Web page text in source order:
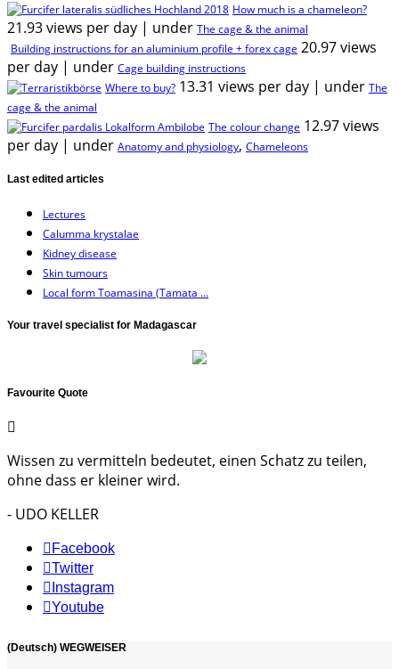
How much is a chameleon?
21.93 views per day | under The cage & the animal
Building instructions for an aluminium profile + forex cage 20.97 views
per day | under Cage building instructions
Where to buy? 13.31 views per day | under The
cage & the animal
The colour change 12.97 views
per day | under Anatomy and physiology, Chameleons
Last edited articles
Lectures
Calumma krystalae
Kidney disease
Skin tumours
Local form Toamasina (Tamata ...
Your travel specialist for Madagascar
Favourite Quote
Wissen zu vermitteln bedeutet, einen Schatz zu teilen,
ohne dass er kleiner wird.
- UDO KELLER
Facebook
Twitter
Instagram
Youtube
(Deutsch) WEGWEISER